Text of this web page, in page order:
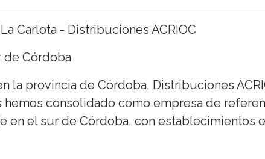
Carlota - Distribuciones ACRIOC
de Córdoba
la provincia de Córdoba, Distribuciones
hemos consolidado como empresa de
en el sur de Córdoba, con establecimientos